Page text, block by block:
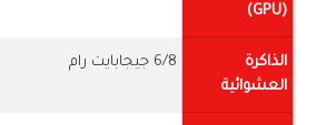
(GPU)
الذاكرة
العشوائية
6/8 جيجابايت رام